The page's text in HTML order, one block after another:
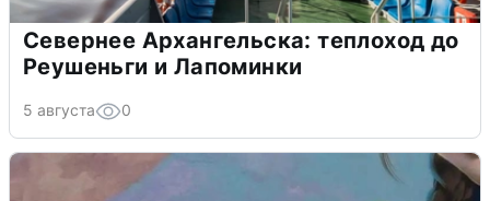
Севернее Архангельска: теплоход до
Реушеньги и Лапоминки
5 августа 0